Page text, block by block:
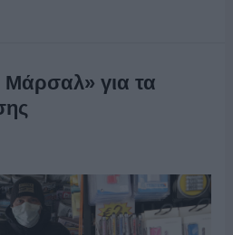
Μάρσαλ» για τα